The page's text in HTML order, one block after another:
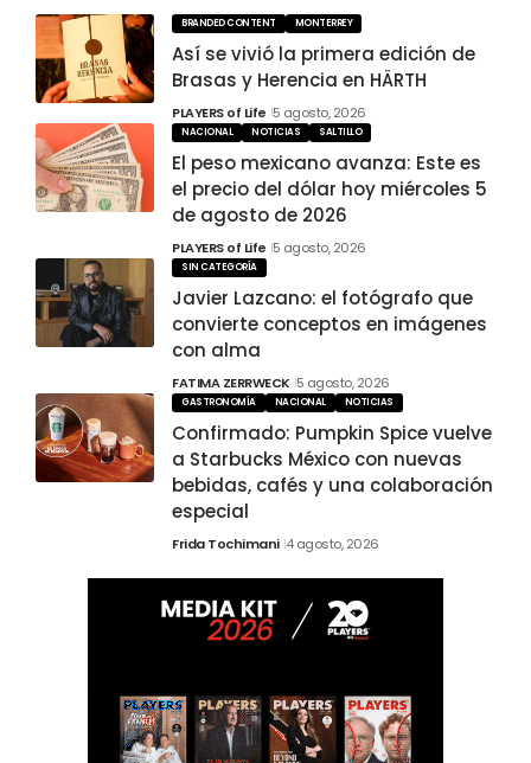
BRANDED CONTENT MONTERREY
Así se vivió la primera edición de
Brasas y Herencia en HÄRTH
PLAYERS of Life 5 agosto, 2026
NACIONAL NOTICIAS SALTILLO
El peso mexicano avanza: Este es
el precio del dólar hoy miércoles 5
de agosto de 2026
PLAYERS of Life 5 agosto, 2026
SIN CATEGORÍA
Javier Lazcano: el fotógrafo que
convierte conceptos en imágenes
con alma
FATIMA ZERRWECK 5 agosto, 2026
GASTRONOMÍA NACIONAL NOTICIAS
Confirmado: Pumpkin Spice vuelve
a Starbucks México con nuevas
bebidas, cafés y una colaboración
especial
Frida Tochimani 4 agosto, 2026